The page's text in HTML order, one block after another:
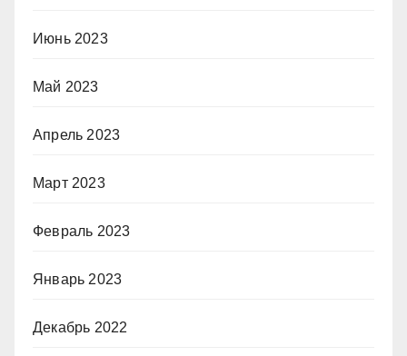
Июнь 2023
Май 2023
Апрель 2023
Март 2023
Февраль 2023
Январь 2023
Декабрь 2022